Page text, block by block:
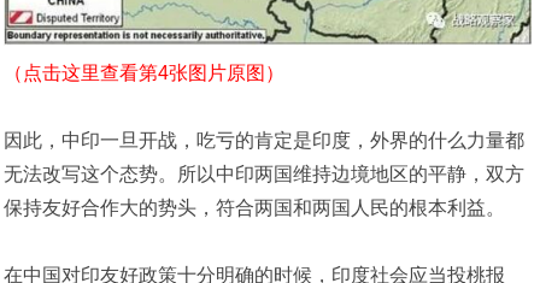
（点击这里查看第4张图片原图）
因此，中印一旦开战，吃亏的肯定是印度，外界的什么力量都
无法改写这个态势。所以中印两国维持边境地区的平静，双方
保持友好合作大的势头，符合两国和两国人民的根本利益。
在中国对印友好政策十分明确的时候，印度社会应当投桃报